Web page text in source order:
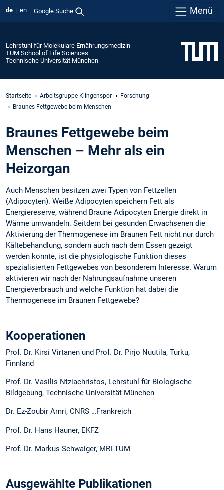
de en Google Suche Menü
Lehrstuhl für Molekulare Ernährungsmedizin
TUM School of Life Sciences
Technische Universität München
Startseite Arbeitsgruppe Klingenspor
Forschung
Braunes Fettgewebe beim Menschen
Braunes Fettgewebe beim
Menschen – Mehr als ein
Heizorgan
Auch Menschen besitzen zwei Typen von Fettzellen
(Adipocyten). Weiße Adipocyten speichern Fett als
Energiereserve, während Braune Adipocyten Energie direkt in
Wärme umwandeln. Seitdem bei gesunden Erwachsenen die
Aktivierung der Thermogenese im Braunen Fett nicht nur durch
Kältebehandlung, sondern auch nach dem Essen gezeigt
werden konnte, ist die physiologische Funktion dieses
spezialisierten Fettgewebes von besonderem Interesse. Warum
aktivieren wir nach der Nahrungsaufnahme unseren
Energieverbrauch und welche Funktion hat dabei die
Thermogenese im Braunen Fettgewebe?
Kooperationen
Prof. Dr. Kirsi Virtanen und Prof. Dr. Pirjo Nuutila, Turku,
Finnland
Prof. Dr. Vasilis Ntziachristos, Lehrstuhl für Biologische
Bildgebung, Technische Universität München
Dr. Ez-Zoubir Amri, CNRS …Frankreich
Prof. Dr. Hans Hauner, EKFZ
Prof. Dr. Markus Schwaiger, MRI-TUM
Ausgewählte Publikationen